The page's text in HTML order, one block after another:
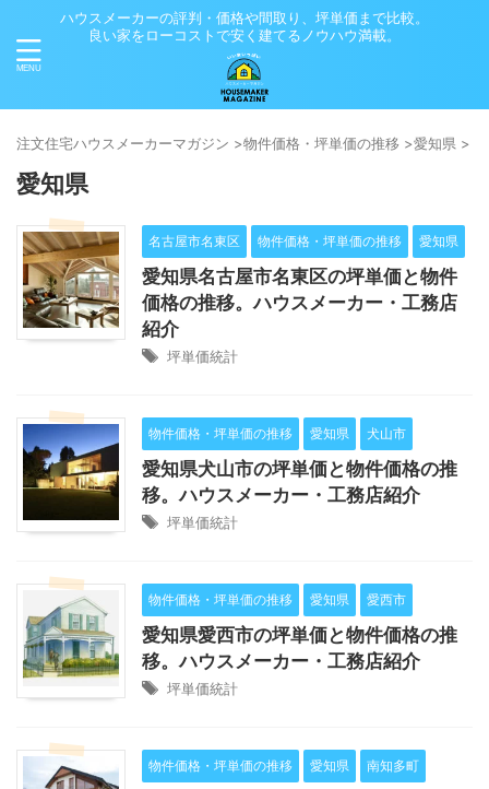
ハウスメーカーの評判・価格や間取り、坪単価まで比較。
良い家をローコストで安く建てるノウハウ満載。
注⽂住宅ハウスメーカーマガジン >物件価格・坪単価の推移 >愛知県 >
愛知県
名古屋市名東区 物件価格・坪単価の推移 愛知県
愛知県名古屋市名東区の坪単価と物件
価格の推移。ハウスメーカー・工務店
紹介
坪単価統計
物件価格・坪単価の推移 愛知県 犬山市
愛知県犬山市の坪単価と物件価格の推
移。ハウスメーカー・工務店紹介
坪単価統計
物件価格・坪単価の推移 愛知県 愛西市
愛知県愛西市の坪単価と物件価格の推
移。ハウスメーカー・工務店紹介
坪単価統計
物件価格・坪単価の推移 愛知県 南知多町